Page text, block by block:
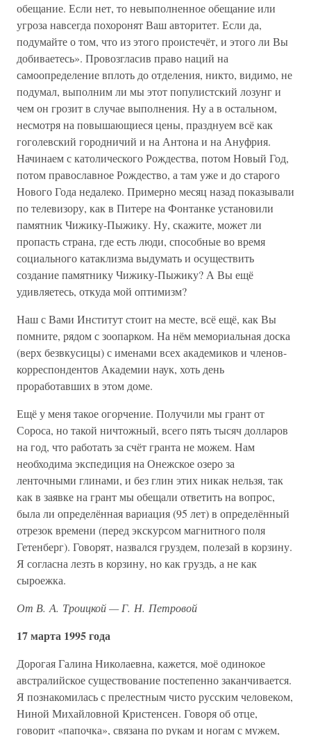
обещание. Если нет, то невыполненное обещание или
угроза навсегда похоронят Ваш авторитет. Если да,
подумайте о том, что из этого проистечёт, и этого ли Вы
добиваетесь». Провозгласив право наций на
самоопределение вплоть до отделения, никто, видимо, не
подумал, выполним ли мы этот популистский лозунг и
чем он грозит в случае выполнения. Ну а в остальном,
несмотря на повышающиеся цены, празднуем всё как
гоголевский городничий и на Антона и на Ануфрия.
Начинаем с католического Рождества, потом Новый Год,
потом православное Рождество, а там уже и до старого
Нового Года недалеко. Примерно месяц назад показывали
по телевизору, как в Питере на Фонтанке установили
памятник Чижику-Пыжику. Ну, скажите, может ли
пропасть страна, где есть люди, способные во время
социального катаклизма выдумать и осуществить
создание памятнику Чижику-Пыжику? А Вы ещё
удивляетесь, откуда мой оптимизм?
Наш с Вами Институт стоит на месте, всё ещё, как Вы
помните, рядом с зоопарком. На нём мемориальная доска
(верх безвкусицы) с именами всех академиков и членов-
корреспондентов Академии наук, хоть день
проработавших в этом доме.
Ещё у меня такое огорчение. Получили мы грант от
Сороса, но такой ничтожный, всего пять тысяч долларов
на год, что работать за счёт гранта не можем. Нам
необходима экспедиция на Онежское озеро за
ленточными глинами, и без глин этих никак нельзя, так
как в заявке на грант мы обещали ответить на вопрос,
была ли определённая вариация (95 лет) в определённый
отрезок времени (перед экскурсом магнитного поля
Гетенберг). Говорят, назвался груздем, полезай в корзину.
Я согласна лезть в корзину, но как груздь, а не как
сыроежка.
От В. А. Троицкой — Г. Н. Петровой
17 марта 1995 года
Дорогая Галина Николаевна, кажется, моё одинокое
австралийское существование постепенно заканчивается.
Я познакомилась с прелестным чисто русским человеком,
Ниной Михайловной Кристенсен. Говоря об отце,
говорит «папочка», связана по рукам и ногам с мужем,